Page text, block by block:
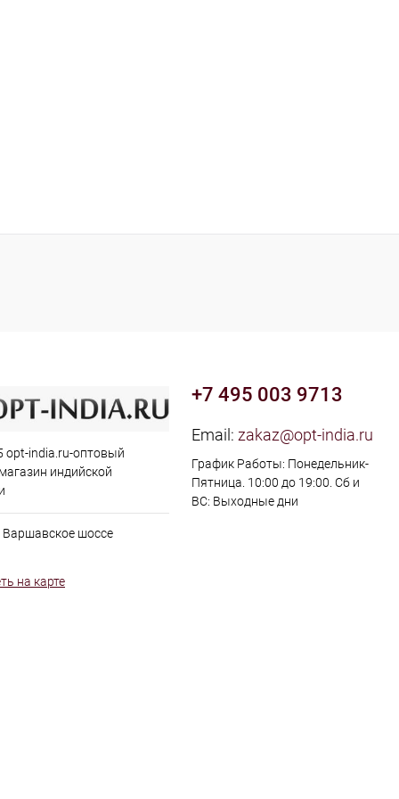
opt-india.ru-оптовый
индийской
Варшавское шоссе
на карте
+7 495 003 9713
Email: zakaz@opt-india.ru
График Работы: Понедельник-
Пятница. 10:00 до 19:00. Сб и
ВС: Выходные дни